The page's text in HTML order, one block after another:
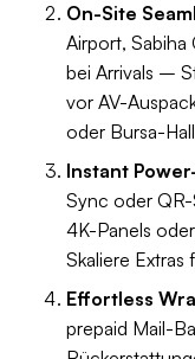
On-Site
Airport, Sabiha
bei Arrivals –
vor AV-
oder Bursa-
Instant
Sync oder
4K-Panels
Skaliere Extras
Effortless
prepaid Mail-